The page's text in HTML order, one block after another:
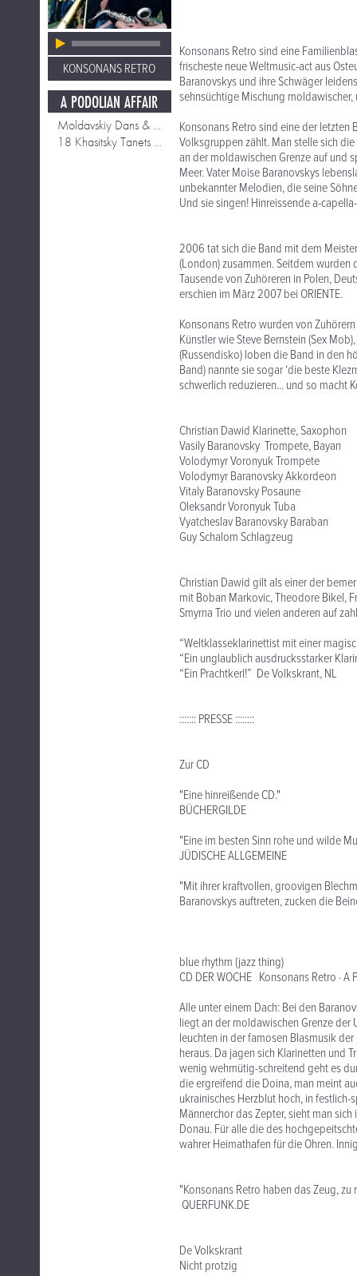
KONSONANS RETRO
A PODOLIAN AFFAIR
Moldavskiy Dans & Sirba
18 Khasitsky Tanets & Horo
Konsonans Retro sind eine
frischeste neue Weltmusic-act aus
Baranovskys und ihre Schwäger
sehnsüchtige Mischung
Konsonans Retro sind eine der
Volksgruppen zählt. Man stelle sich
an der moldawischen Grenze auf und
Meer. Vater Moise Baranovskys
unbekannter Melodien, die seine
Und sie singen! Hinreissende a-
2006 tat sich die Band mit dem
(London) zusammen. Seitdem
Tausende von Zuhöreren in Polen,
erschien im März 2007 bei ORIENTE.
Konsonans Retro wurden von
Künstler wie Steve Bernstein (Sex
(Russendisko) loben die Band in den
Band) nannte sie sogar ‘die beste
schwerlich reduzieren... und so macht
Christian Dawid Klarinette, Saxophon
Vasily Baranovsky Trompete, Bayan
Volodymyr Voronyuk Trompete
Volodymyr Baranovsky Akkordeon
Vitaly Baranovsky Posaune
Oleksandr Voronyuk Tuba
Vyatcheslav Baranovsky Baraban
Guy Schalom Schlagzeug
Christian Dawid gilt als einer der
mit Boban Markovic, Theodore Bikel,
Smyrna Trio und vielen anderen auf
“Weltklasseklarinettist mit einer
“Ein unglaublich ausdrucksstarker
“Ein Prachtkerl!” De Volkskrant, NL
::::::: PRESSE ::::::::
Zur CD
"Eine hinreißende CD."
BÜCHERGILDE
"Eine im besten Sinn rohe und wilde
JÜDISCHE ALLGEMEINE
"Mit ihrer kraftvollen, groovigen
Baranovskys auftreten, zucken die
blue rhythm (jazz thing)
CD DER WOCHE Konsonans Retro · A
Alle unter einem Dach: Bei den
liegt an der moldawischen Grenze der
leuchten in der famosen Blasmusik
heraus. Da jagen sich Klarinetten und
wenig wehmütig-schreitend geht es
die ergreifend die Doina, man meint
ukrainisches Herzblut hoch, in
Männerchor das Zepter, sieht man
Donau. Für alle die des
wahrer Heimathafen für die Ohren.
"Konsonans Retro haben das Zeug,
QUERFUNK.DE
De Volkskrant
Nicht protzig